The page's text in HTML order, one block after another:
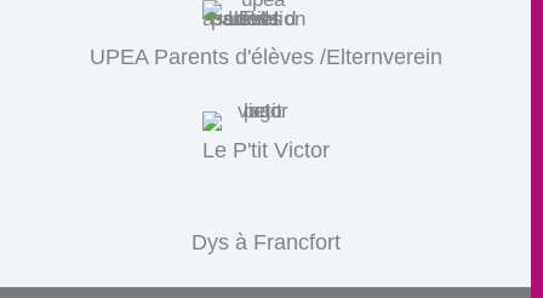
UPEA Parents d'élèves /Elternverein
Le P'tit Victor
Dys à Francfort